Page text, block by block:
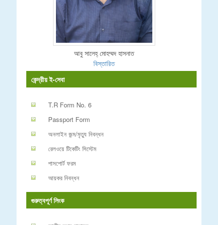
আবু সালেহ্ মোহম্মদ হাসনাত
বিস্তারিত
কেন্দ্রীয় ই-সেবা
T.R Form No. 6
Passport Form
অনলাইন জন্ম/মৃত্যু নিবন্ধন
রেলওয়ে টিকেটিং সিস্টেম
পাসপোর্ট ফরম
আয়কর নিবন্ধন
গুরুত্বপূর্ণ লিংক